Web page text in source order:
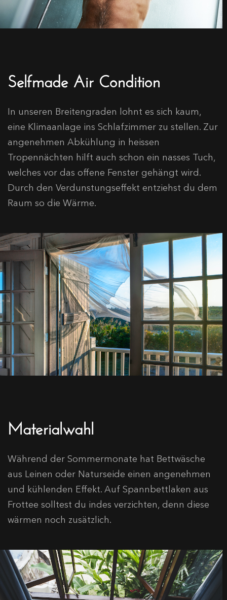
Selfmade Air Condition
In unseren Breitengraden lohnt es sich kaum,
eine Klimaanlage ins Schlafzimmer zu stellen. Zur
angenehmen Abkühlung in heissen
Tropennächten hilft auch schon ein nasses Tuch,
welches vor das offene Fenster gehängt wird.
Durch den Verdunstungseffekt entziehst du dem
Raum so die Wärme.
Materialwahl
Während der Sommermonate hat Bettwäsche
aus Leinen oder Naturseide einen angenehmen
und kühlenden Effekt. Auf Spannbettlaken aus
Frottee solltest du indes verzichten, denn diese
wärmen noch zusätzlich.